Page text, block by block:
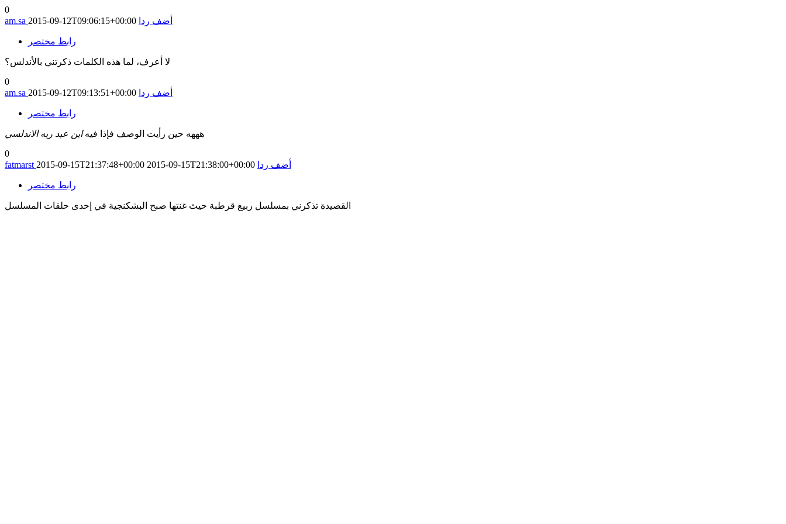
0
am.sa 2015-09-12T09:06:15+00:00 أضف ردا
رابط مختصر
لا أعرف، لما هذه الكلمات ذكرتني باﻷندلس؟
0
am.sa 2015-09-12T09:13:51+00:00 أضف ردا
رابط مختصر
هههه حين رأيت الوصف فإذا فيهابن عبد ربه الاندلسي
0
fatmarst 2015-09-15T21:37:48+00:00 2015-09-15T21:38:00+00:00 أضف ردا
رابط مختصر
القصيدة تذكرني بمسلسل ربيع قرطبة حيث غنتها صبح البشكنجية في إحدى حلقات المسلسل